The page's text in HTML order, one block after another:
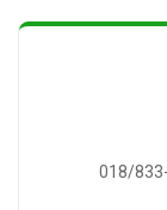
018/